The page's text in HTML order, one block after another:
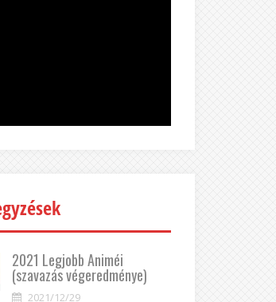
2021 Legjobb Animéi
(szavazás végeredménye)
2021/12/29